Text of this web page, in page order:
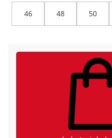
46 48 50